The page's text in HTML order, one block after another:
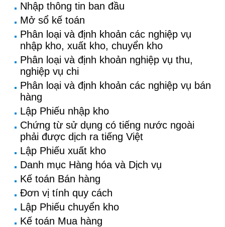
Nhập thông tin ban đầu
Mở sổ kế toán
Phân loại và định khoản các nghiệp vụ
nhập kho, xuất kho, chuyển kho
Phân loại và định khoản nghiệp vụ thu,
nghiệp vụ chi
Phân loại và định khoản các nghiệp vụ bán
hàng
Lập Phiếu nhập kho
Chứng từ sử dụng có tiếng nước ngoài
phải được dịch ra tiếng Việt
Lập Phiếu xuất kho
Danh mục Hàng hóa và Dịch vụ
Kế toán Bán hàng
Đơn vị tính quy cách
Lập Phiếu chuyển kho
Kế toán Mua hàng